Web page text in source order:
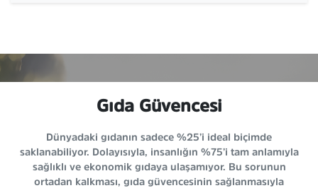
Gıda Güvencesi
Dünyadaki gıdanın sadece %25’i ideal biçimde
saklanabiliyor. Dolayısıyla, insanlığın %75’i tam anlamıyla
sağlıklı ve ekonomik gıdaya ulaşamıyor. Bu sorunun
ortadan kalkması, gıda güvencesinin sağlanmasıyla